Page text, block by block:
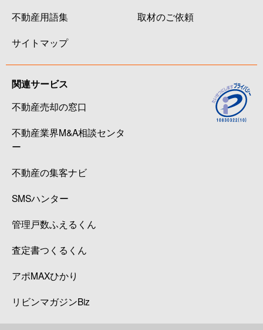
不動産用語集
サイトマップ
取材のご依頼
関連サービス
不動産売却の窓口
不動産業界M&A相談センタ
ー
不動産の集客ナビ
SMSハンター
管理戸数ふえるくん
査定書つくるくん
アポMAXひかり
リビンマガジンBiz